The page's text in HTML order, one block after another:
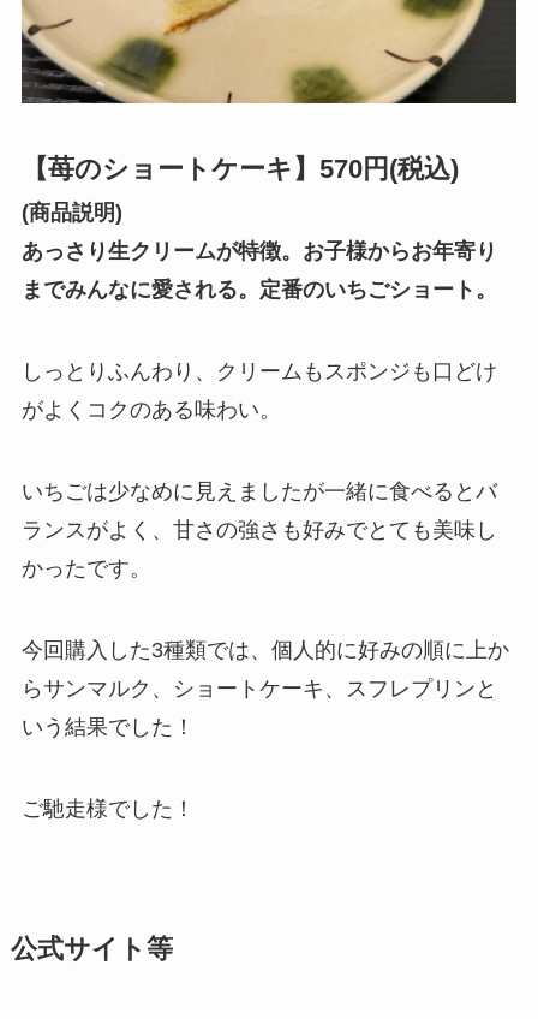
【苺のショートケーキ】570円(税込)
(商品説明)
あっさり生クリームが特徴。お子様からお年寄り
までみんなに愛される。定番のいちごショート。
しっとりふんわり、クリームもスポンジも口どけ
がよくコクのある味わい。
いちごは少なめに見えましたが一緒に食べるとバ
ランスがよく、甘さの強さも好みでとても美味し
かったです。
今回購入した3種類では、個人的に好みの順に上か
らサンマルク、ショートケーキ、スフレプリンと
いう結果でした！
ご馳走様でした！
公式サイト等